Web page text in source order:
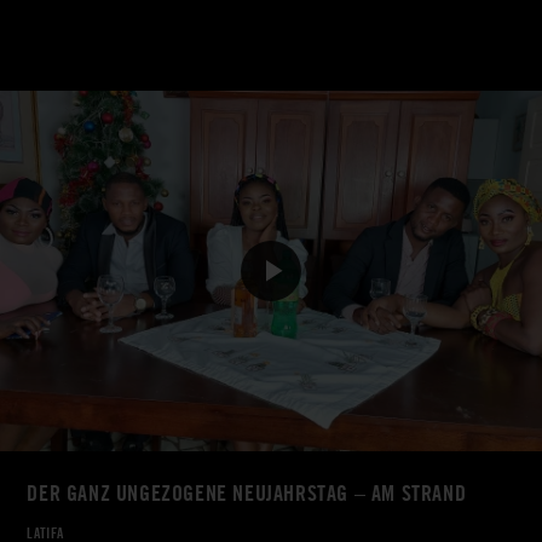
DER GANZ UNGEZOGENE NEUJAHRSTAG – AM STRAND
LATIFA